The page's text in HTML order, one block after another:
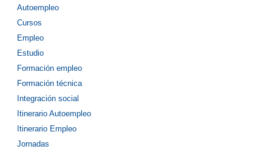
Autoempleo
Cursos
Empleo
Estudio
Formación empleo
Formación técnica
Integración social
Itinerario Autoempleo
Itinerario Empleo
Jornadas